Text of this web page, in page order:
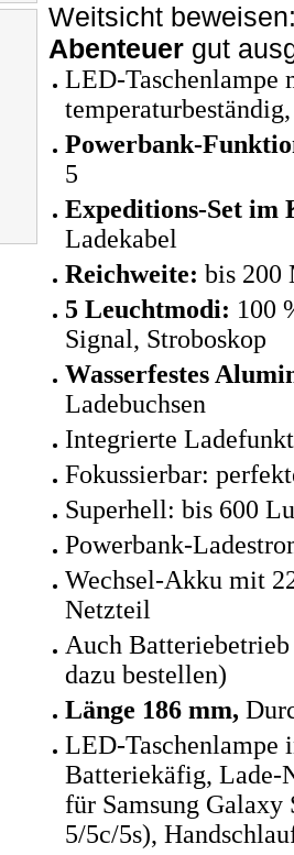
Weitsicht
Abenteuer gut
LED-Taschenlampe
Powerbank-
5
Expeditions-Set
Ladekabel
Reichweite: bis 200
5 Leuchtmodi: 100
Signal, Stroboskop
Wasserfestes
Ladebuchsen
Integrierte
Fokussierbar:
Superhell: bis 600
Powerbank-
Wechsel-Akku mit
Netzteil
Auch
dazu bestellen)
Länge 186 mm,
LED-Taschenlampe
Batteriekäfig, Lade-
für Samsung Galaxy
5/5c/5s),